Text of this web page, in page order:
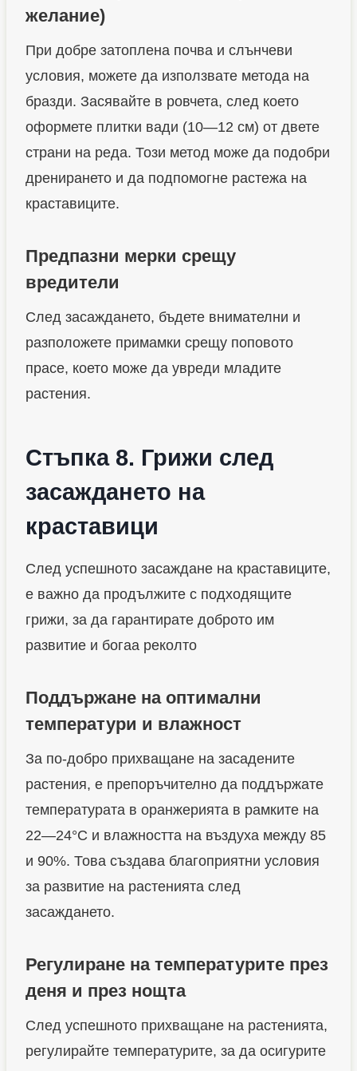
желание)
При добре затоплена почва и слънчеви
условия, можете да използвате метода на
бразди. Засявайте в ровчета, след което
оформете плитки вади (10—12 см) от двете
страни на реда. Този метод може да подобри
дренирането и да подпомогне растежа на
краставиците.
Предпазни мерки срещу
вредители
След засаждането, бъдете внимателни и
разположете примамки срещу поповото
прасе, което може да увреди младите
растения.
Стъпка 8. Грижи след
засаждането на
краставици
След успешното засаждане на краставиците,
е важно да продължите с подходящите
грижи, за да гарантирате доброто им
развитие и богаа реколто
Поддържане на оптимални
температури и влажност
За по-добро прихващане на засадените
растения, е препоръчително да поддържате
температурата в оранжерията в рамките на
22—24°C и влажността на въздуха между 85
и 90%. Това създава благоприятни условия
за развитие на растенията след
засаждането.
Регулиране на температурите през
деня и през нощта
След успешното прихващане на растенията,
регулирайте температурите, за да осигурите